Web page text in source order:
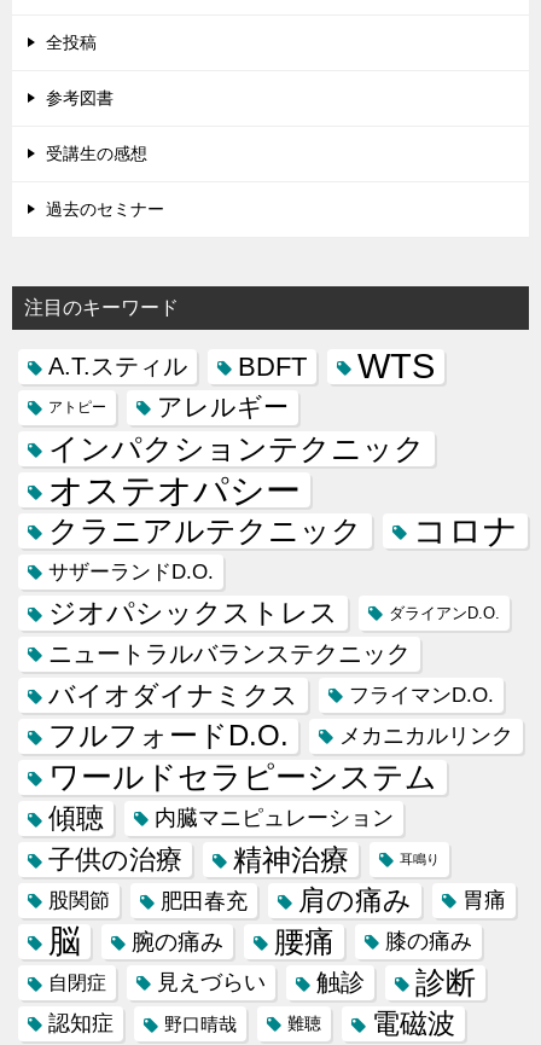
全投稿
参考図書
受講生の感想
過去のセミナー
注目のキーワード
A.T.スティル BDFT WTS
アトピー アレルギー
インパクションテクニック
オステオパシー
クラニアルテクニック コロナ
サザーランドD.O.
ジオパシックストレス ダライアンD.O.
ニュートラルバランステクニック
バイオダイナミクス フライマンD.O.
フルフォードD.O. メカニカルリンク
ワールドセラピーシステム
傾聴 内臓マニピュレーション
子供の治療 精神治療 耳鳴り
股関節 肥田春充 肩の痛み 胃痛
脳 腕の痛み 腰痛 膝の痛み
自閉症 見えづらい 触診 診断
認知症 野口晴哉 難聴 電磁波